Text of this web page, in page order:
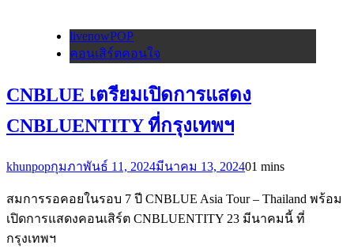
livenowPOP
คอนเสิร์ตคอนใจ
CNBLUE เตรียมเปิดการแสดง
CNBLUENTITY ที่กรุงเทพฯ
khunpopกุมภาพันธ์ 11, 2024มีนาคม 13, 202401 mins
สมการรอคอยในรอบ 7 ปี CNBLUE Asia Tour – Thailand พร้อม
เปิดการแสดงคอนเสิร์ต CNBLUENTITY 23 มีนาคมนี้ ที่
กรุงเทพฯ